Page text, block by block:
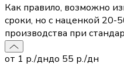
Как правило, возможно
сроки, но с наценкой 20-
производства при
от 1 р./дндо 55 р./дн